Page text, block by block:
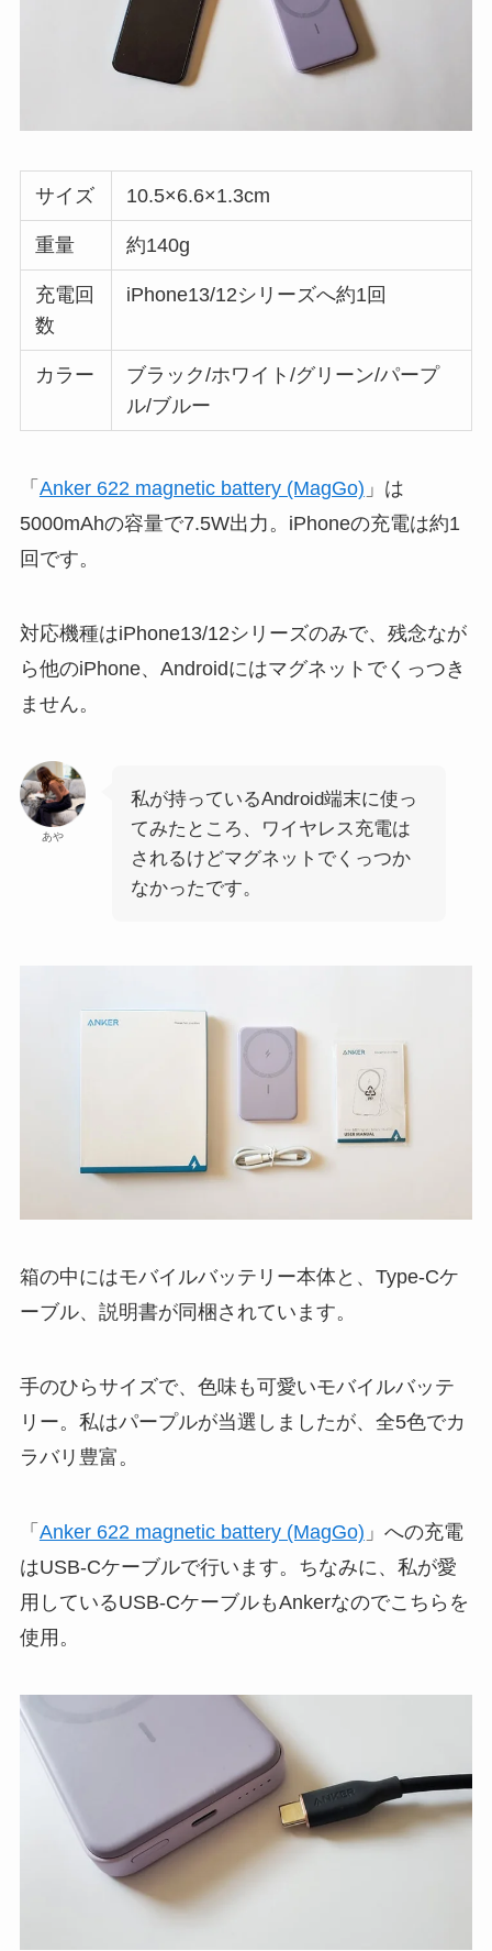
サイズ 10.5×6.6×1.3cm
重量 約140g
充電回
数
iPhone13/12シリーズへ約1回
カラー
ブラック/ホワイト/グリーン/パープ
ル/ブルー
「 Anker 622 magnetic battery (MagGo) 」は
5000mAhの容量で7.5W出力。iPhoneの充電は約1
回です。
対応機種はiPhone13/12シリーズのみで、残念なが
ら他のiPhone、Androidにはマグネットでくっつき
ません。
あや
私が持っているAndroid端末に使っ
てみたところ、ワイヤレス充電は
されるけどマグネットでくっつか
なかったです。
箱の中にはモバイルバッテリー本体と、Type-Cケ
ーブル、説明書が同梱されています。
手のひらサイズで、色味も可愛いモバイルバッテ
リー。私はパープルが当選しましたが、全5色でカ
ラバリ豊富。
「 Anker 622 magnetic battery (MagGo) 」への充電
はUSB-Cケーブルで行います。ちなみに、私が愛
用しているUSB-CケーブルもAnkerなのでこちらを
使用。